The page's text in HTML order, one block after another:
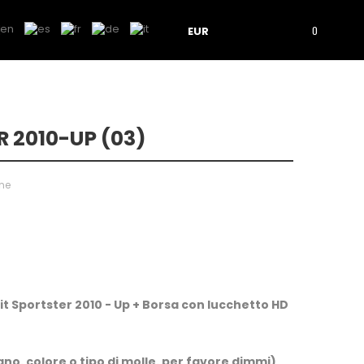
EUR 0
2010-UP (03)
Sportster 2010 - Up + Borsa con lucchetto HD